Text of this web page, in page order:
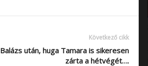
Következő cikk
Balázs után, huga Tamara is sikeresen
zárta a hétvégét….